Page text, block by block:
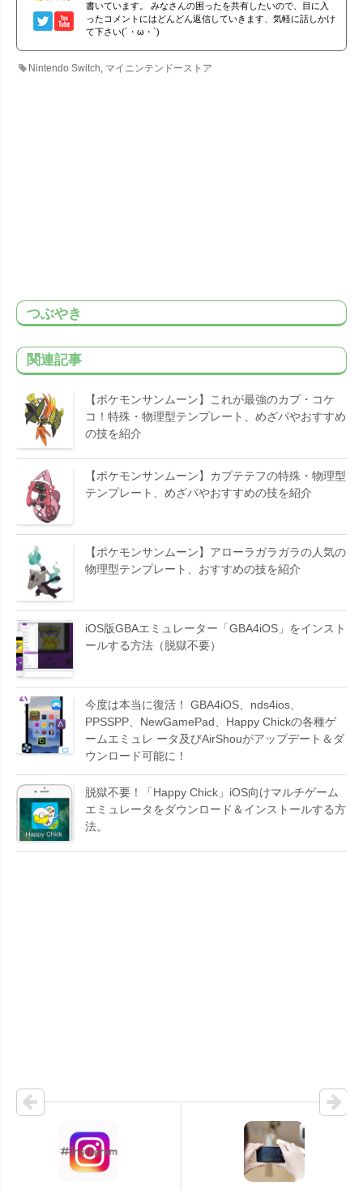
書いています。 みなさんの困ったを共有したいので、目に入
ったコメントにはどんどん返信していきます、気軽に話しかけ
て下さい(´・ω・`)
Nintendo Switch, マイニンテンドーストア
つぶやき
関連記事
【ポケモンサンムーン】これが最強のカプ・コケ
コ！特殊・物理型テンプレート、めざパやおすすめ
の技を紹介
【ポケモンサンムーン】カプテテフの特殊・物理型
テンプレート、めざパやおすすめの技を紹介
【ポケモンサンムーン】アローラガラガラの人気の
物理型テンプレート、おすすめの技を紹介
iOS版GBAエミュレーター「GBA4iOS」をインスト
ールする方法（脱獄不要）
今度は本当に復活！ GBA4iOS、nds4ios、
PPSSPP、NewGamePad、Happy Chickの各種ゲ
ームエミュレ ータ及びAirShouがアップデート＆ダ
ウンロード可能に！
脱獄不要！「Happy Chick」iOS向けマルチゲーム
エミュレータをダウンロード＆インストールする方
法。